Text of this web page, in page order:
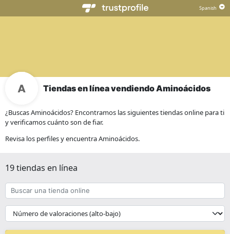
Tiendas en línea vendiendo Aminoácidos
¿Buscas Aminoácidos? Encontramos las siguientes tiendas online para ti
y verificamos cuánto son de fiar.
Revisa los perfiles y encuentra Aminoácidos.
19 tiendas en línea
Buscar
una
tienda
online
{{
__('Sort')
}}